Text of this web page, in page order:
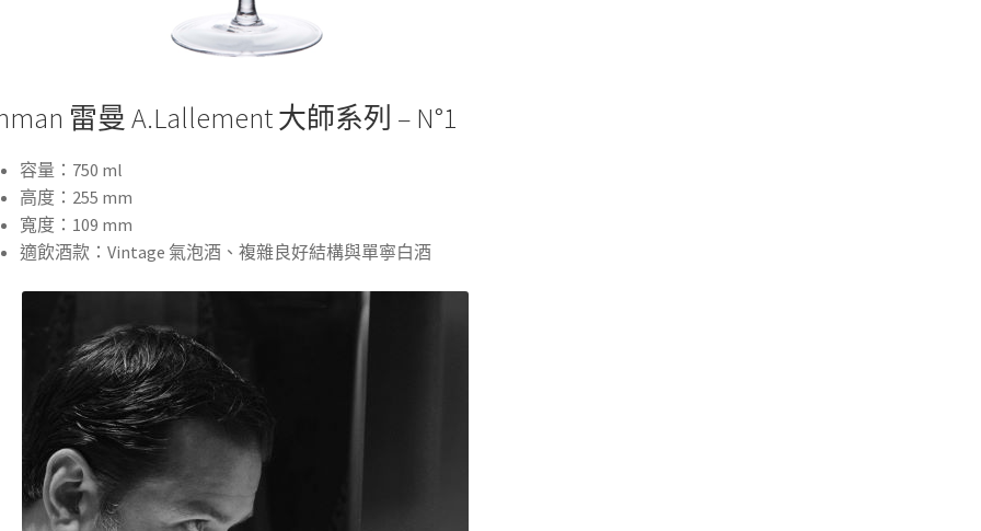
雷曼 A.Lallement 大師系列 – N°1
容量：750 ml
高度：255 mm
寬度：109 mm
適飲酒款：Vintage 氣泡酒、複雜良好結構與單寧白酒